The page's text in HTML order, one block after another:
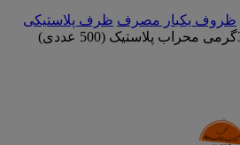
ظروف یکبار مصرف ظرف پلاستیکی